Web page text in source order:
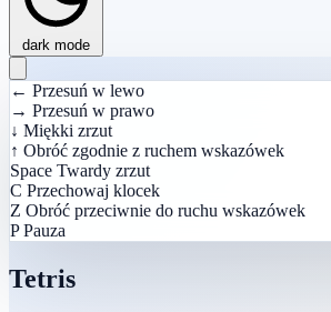
dark mode
← Przesuń w lewo
→ Przesuń w prawo
↓ Miękki zrzut
↑ Obróć zgodnie z ruchem wskazówek
Space Twardy zrzut
C Przechowaj klocek
Z Obróć przeciwnie do ruchu wskazówek
P Pauza
Tetris